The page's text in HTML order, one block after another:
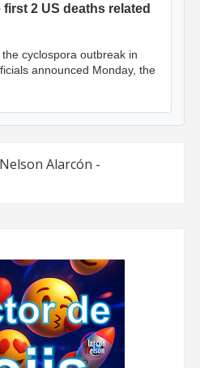
2 US deaths related
cyclospora outbreak in
announced Monday, the
Alarcón -